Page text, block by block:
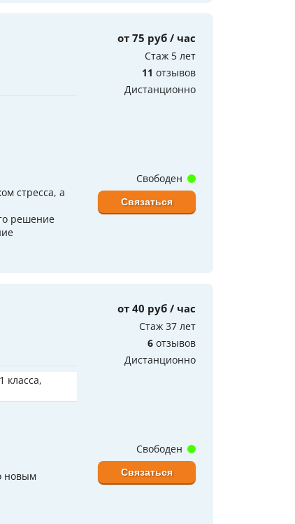
от 75 руб / час
Стаж 5 лет
11 отзывов
Дистанционно
стресса, а
решение
Свободен
Связаться
класса,
от 40 руб / час
Стаж 37 лет
6 отзывов
Дистанционно
новым
Свободен
Связаться